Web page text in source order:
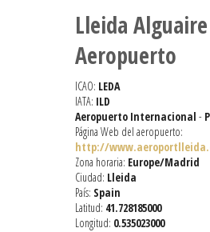
Lleida Alguaire
Aeropuerto
ICAO: LEDA
IATA: ILD
Aeropuerto Internacional -
Página Web del aeropuerto:
http://
Zona horaria: Europe/Madrid
Ciudad: Lleida
País: Spain
Latitud: 41.728185000
Longitud: 0.535023000